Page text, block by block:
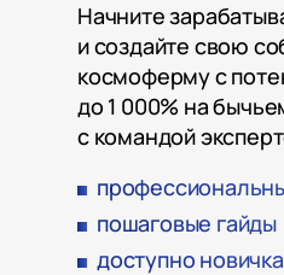
Начните
и создайте свою
космоферму с
до 1 000% на
с командой
пошаговые гайды
доступно